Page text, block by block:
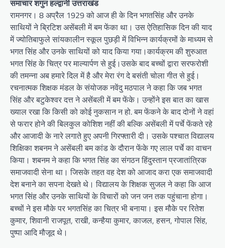
समाचार शगुन हल्द्वानी उत्तराखंड
रामनगर। 8 अप्रैल 1929 को आज ही के दिन भगतसिंह और उनके
साथियों ने ब्रिटिश असेंबली में बम फेंका था। उस ऐतिहासिक दिन की याद
में ज्योतिबाफुले सांयकालीन स्कूल पुछड़ी में विभिन्न कार्यक्रमों के माध्यम से
भगत सिंह और उनके साथियों को याद किया गया।कार्यक्रम की शुरुआत
भगत सिंह के चित्र पर माल्यार्पण से हुई।उसके बाद बच्चों द्वारा सरफरोशी
की तमन्ना अब हमारे दिल में है और मेरा रंग दे बसंती चोला गीत से हुई।
रचनात्मक शिक्षक मंडल के संयोजक नवेंदु मठपाल ने कहा कि जब भगत
सिंह और बटुकेश्वर दत्त ने असेंबली में बम फेंके। उन्होंने इस बात का खास
ख्याल रखा कि किसी को कोई नुकसान न हो. बम फेंकने के बाद दोनों ने वहां
से फरार होने की बिलकुल कोशिश नहीं की बल्कि असेंबली में पर्चे फेंकते रहे
और आजादी के नारे लगाते हुए अपनी गिरफ्तारी दी। उसके पश्चात विद्यालय
शिक्षिका शबनम ने असेंबली बम कांड के दौरान फेंके गए लाल पर्चे का वाचन
किया। शबनम ने कहा कि भगत सिंह का संगठन हिंदुस्तान प्रजातांत्रिक
समाजवादी सेना था। जिसके तहत वह देश को आजाद करा एक समाजवादी
देश बनाने का सपना देखते थे। विद्यालय के शिक्षक सुजल ने कहा कि आज
भगत सिंह और उनके साथियों के विचारों को जन जन तक पहुंचाना होगा।
बच्चों ने इस मौके पर भगतसिंह का चित्र भी बनाया। इस मौके पर रितेश
कुमार, शिवानी राजपूत, राखी, कन्हैया कुमार, काजल, हसन, गोपाल सिंह,
पुष्पा आदि मौजूद थे।